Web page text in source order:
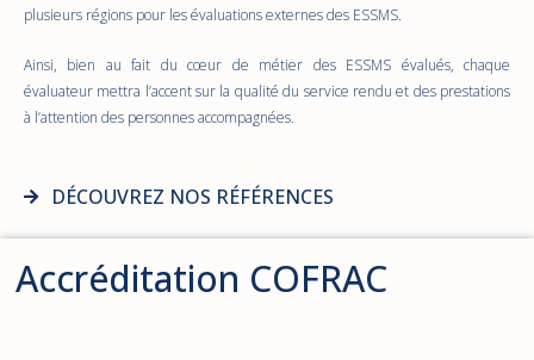
plusieurs régions pour les évaluations externes des ESSMS.
Ainsi, bien au fait du cœur de métier des ESSMS évalués, chaque
évaluateur mettra l’accent sur la qualité du service rendu et des prestations
à l’attention des personnes accompagnées.
DÉCOUVREZ NOS RÉFÉRENCES
Accréditation COFRAC